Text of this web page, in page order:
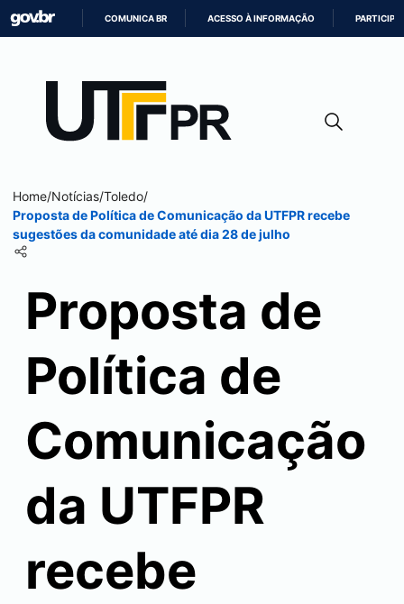
CONTEÚDO
COMUNICA BR ACESSO À INFORMAÇÃO PARTICIPE
Home/Notícias/Toledo/
Proposta de Política de Comunicação da UTFPR recebe
sugestões da comunidade até dia 28 de julho
Proposta de
Política de
Comunicação
da UTFPR
recebe